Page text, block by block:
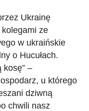
Ukrainę
kolegami ze
w ukraińskie
o Hucułach.
kosę” –
u którego
dziwną
chwili nasz